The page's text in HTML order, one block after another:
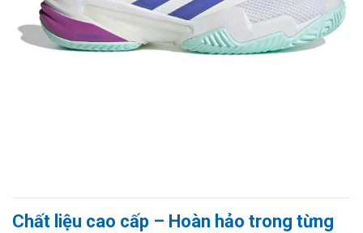
Chất liệu cao cấp – Hoàn hảo trong từng